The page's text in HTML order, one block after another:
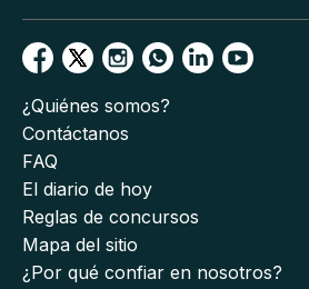
¿Quiénes somos?
Contáctanos
FAQ
El diario de hoy
Reglas de concursos
Mapa del sitio
¿Por qué confiar en nosotros?